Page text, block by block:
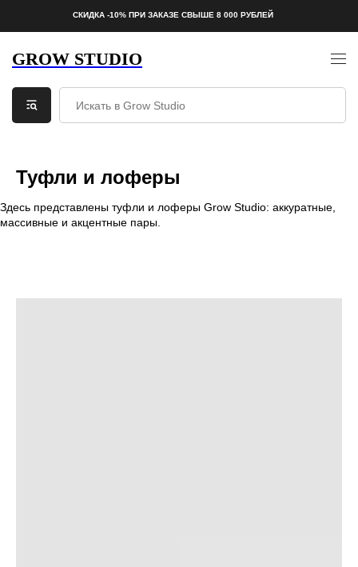
СКИДКА -10% ПРИ ЗАКАЗЕ СВЫШЕ 8 000 РУБЛЕЙ
GROW STUDIO
Туфли и лоферы
Здесь представлены туфли и лоферы Grow Studio: аккуратные,
массивные и акцентные пары.